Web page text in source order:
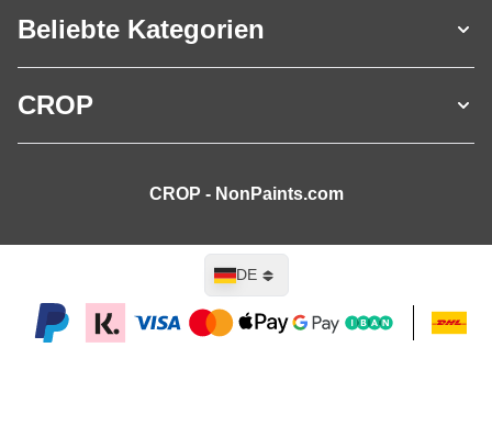
Beliebte Kategorien
CROP
CROP - NonPaints.com
Sprache
DE